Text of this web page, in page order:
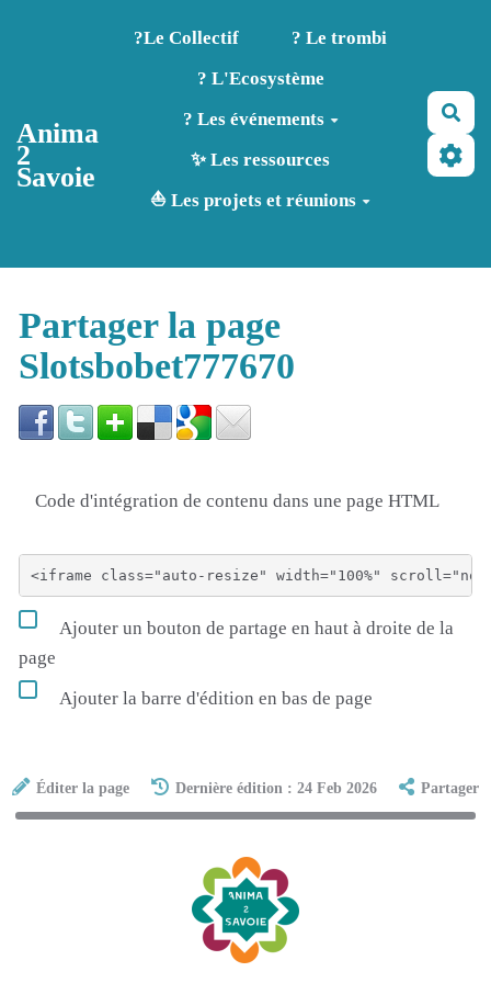
Aller au contenu principal
Anima
2
Savoie
?️Le Collectif
? Le trombi
? L'Ecosystème
? Les événements
✨ Les ressources
⛵ Les projets et réunions
Partager la page
Slotsbobet777670
Code d'intégration de contenu dans une page HTML
Ajouter un bouton de partage en haut à droite de la
page
Ajouter la barre d'édition en bas de page
Éditer la page Dernière édition : 24 Feb 2026 Partager